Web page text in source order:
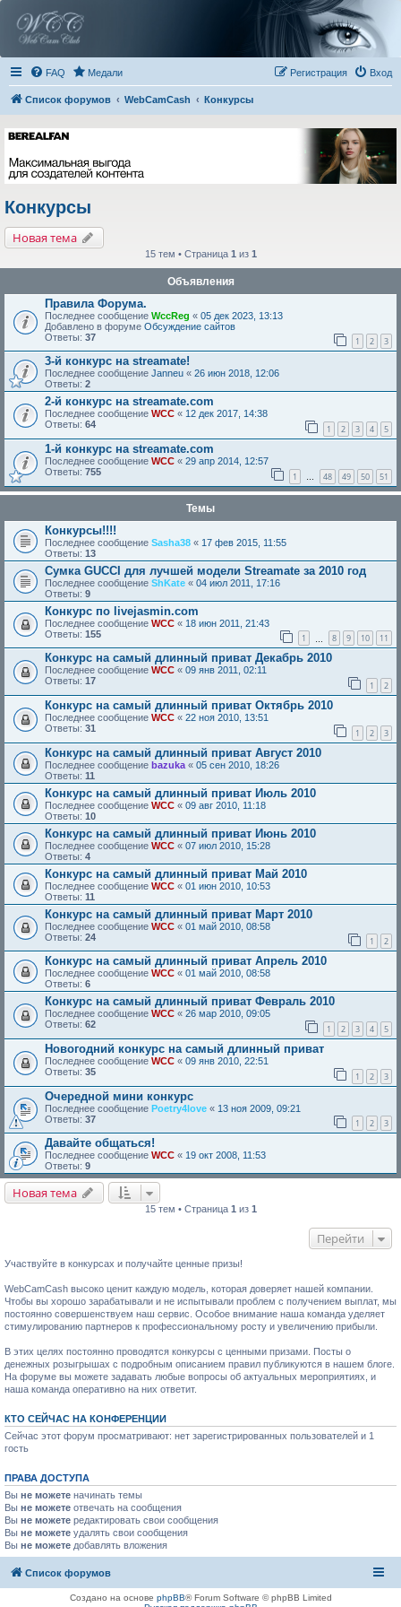
FAQ Медали Вход
Регистрация
Список форумов WebCamCash Конкурсы
Конкурсы
Новая тема
15 тем • Страница 1 из 1
Объявления
Правила Форума.
Последнее сообщение WccReg « 05 дек 2023, 13:13
Добавлено в форуме Обсуждение сайтов
Ответы: 37 1 2 3
3-й конкурс на streamate!
Последнее сообщение Janneu « 26 июн 2018, 12:06
Ответы: 2
2-й конкурс на streamate.com
Последнее сообщение WCC « 12 дек 2017, 14:38
Ответы: 64 1 2 3 4 5
1-й конкурс на streamate.com
Последнее сообщение WCC « 29 апр 2014, 12:57
Ответы: 755 1 … 48 49 50 51
Темы
Конкурсы!!!!
Последнее сообщение Sasha38 « 17 фев 2015, 11:55
Ответы: 13
Сумка GUCCI для лучшей модели Streamate за 2010 год
Последнее сообщение ShKate « 04 июл 2011, 17:16
Ответы: 9
Конкурс по livejasmin.com
Последнее сообщение WCC « 18 июн 2011, 21:43
Ответы: 155 1 8 9 10 11
Конкурс на самый длинный приват Декабрь 2010
Последнее сообщение WCC « 09 янв 2011, 02:11
Ответы: 17 1 2
Конкурс на самый длинный приват Октябрь 2010
Последнее сообщение WCC « 22 ноя 2010, 13:51
Ответы: 31 1 2 3
Конкурс на самый длинный приват Август 2010
Последнее сообщение bazuka « 05 сен 2010, 18:26
Ответы: 11
Конкурс на самый длинный приват Июль 2010
Последнее сообщение WCC « 09 авг 2010, 11:18
Ответы: 10
Конкурс на самый длинный приват Июнь 2010
Последнее сообщение WCC « 07 июл 2010, 15:28
Ответы: 4
Конкурс на самый длинный приват Май 2010
Последнее сообщение WCC « 01 июн 2010, 10:53
Ответы: 11
Конкурс на самый длинный приват Март 2010
Последнее сообщение WCC « 01 май 2010, 08:58
Ответы: 24 1 2
Конкурс на самый длинный приват Апрель 2010
Последнее сообщение WCC « 01 май 2010, 08:58
Ответы: 6
Конкурс на самый длинный приват Февраль 2010
Последнее сообщение WCC « 26 мар 2010, 09:05
Ответы: 62 1 2 3 4 5
Новогодний конкурс на самый длинный приват
Последнее сообщение WCC « 09 янв 2010, 22:51
Ответы: 35 1 2 3
Очередной мини конкурс
Последнее сообщение Poetry4love « 13 ноя 2009, 09:21
Ответы: 37 1 2 3
Давайте общаться!
Последнее сообщение WCC « 19 окт 2008, 11:53
Ответы: 9
Новая тема
15 тем • Страница 1 из 1
Перейти
Участвуйте в конкурсах и получайте ценные призы!
WebCamCash высоко ценит каждую модель, которая доверяет нашей компании.
Чтобы вы хорошо зарабатывали и не испытывали проблем с получением выплат, мы
постоянно совершенствуем наш сервис. Особое внимание наша команда уделяет
стимулированию партнеров к профессиональному росту и увеличению прибыли.
В этих целях постоянно проводятся конкурсы с ценными призами. Посты о
денежных розыгрышах с подробным описанием правил публикуются в нашем блоге.
На форуме вы можете задавать любые вопросы об актуальных мероприятиях, и
наша команда оперативно на них ответит.
КТО СЕЙЧАС НА КОНФЕРЕНЦИИ
Сейчас этот форум просматривают: нет зарегистрированных пользователей и 1
гость
ПРАВА ДОСТУПА
Вы не можете начинать темы
Вы не можете отвечать на сообщения
Вы не можете редактировать свои сообщения
Вы не можете удалять свои сообщения
Вы не можете добавлять вложения
Список форумов
Создано на основе phpBB® Forum Software © phpBB Limited